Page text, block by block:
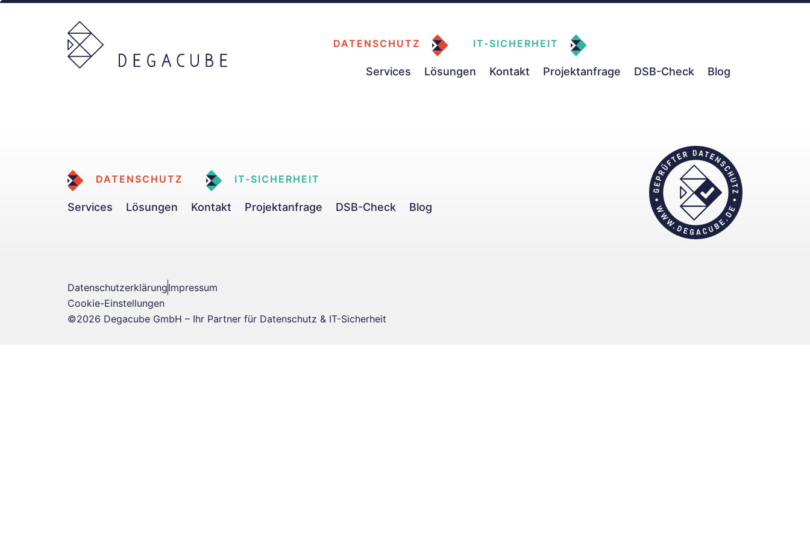
DATENSCHUTZ IT-SICHERHEIT
Services Lösungen Kontakt Projektanfrage DSB-Check Blog
DATENSCHUTZ IT-SICHERHEIT
Services Lösungen Kontakt Projektanfrage DSB-Check Blog
DatenschutzerklärungImpressum
Cookie-Einstellungen
©2026 Degacube GmbH – Ihr Partner für Datenschutz & IT-Sicherheit